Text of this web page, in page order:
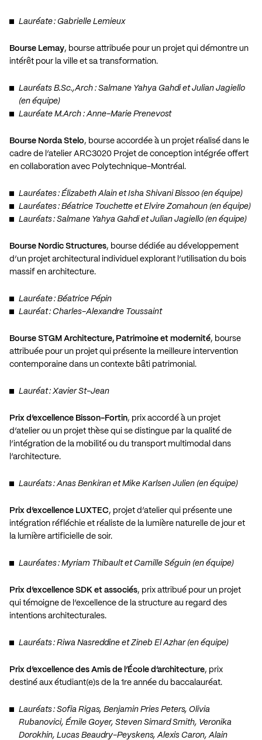
Lauréate : Gabrielle Lemieux
Bourse Lemay, bourse attribuée pour un projet qui démontre un
intérêt pour la ville et sa transformation.
Lauréats B.Sc.,Arch : Salmane Yahya Gahdi et Julian Jagiello
(en équipe)
Lauréate M.Arch : Anne-Marie Prenevost
Bourse Norda Stelo, bourse accordée à un projet réalisé dans le
cadre de l’atelier ARC3020 Projet de conception intégrée offert
en collaboration avec Polytechnique-Montréal.
Lauréates : Élizabeth Alain et Isha Shivani Bissoo (en équipe)
Lauréates : Béatrice Touchette et Elvire Zomahoun (en équipe)
Lauréats : Salmane Yahya Gahdi et Julian Jagiello (en équipe)
Bourse Nordic Structures, bourse dédiée au développement
d’un projet architectural individuel explorant l’utilisation du bois
massif en architecture.
Lauréate : Béatrice Pépin
Lauréat : Charles-Alexandre Toussaint
Bourse STGM Architecture, Patrimoine et modernité, bourse
attribuée pour un projet qui présente la meilleure intervention
contemporaine dans un contexte bâti patrimonial.
Lauréat : Xavier St-Jean
Prix d’excellence Bisson-Fortin, prix accordé à un projet
d’atelier ou un projet thèse qui se distingue par la qualité de
l’intégration de la mobilité ou du transport multimodal dans
l’architecture.
Lauréats : Anas Benkiran et Mike Karlsen Julien (en équipe)
Prix d’excellence LUXTEC, projet d’atelier qui présente une
intégration réfléchie et réaliste de la lumière naturelle de jour et
la lumière artificielle de soir.
Lauréates : Myriam Thibault et Camille Séguin (en équipe)
Prix d’excellence SDK et associés, prix attribué pour un projet
qui témoigne de l’excellence de la structure au regard des
intentions architecturales.
Lauréats : Riwa Nasreddine et Zineb El Azhar (en équipe)
Prix d’excellence des Amis de l’École d’architecture, prix
destiné aux étudiant(e)s de la 1re année du baccalauréat.
Lauréats : Sofia Rigas, Benjamin Pries Peters, Olivia
Rubanovici, Émile Goyer, Steven Simard Smith, Veronika
Dorokhin, Lucas Beaudry-Peyskens, Alexis Caron, Alain